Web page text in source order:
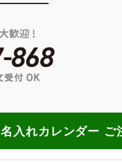
名入れカレンダー ご